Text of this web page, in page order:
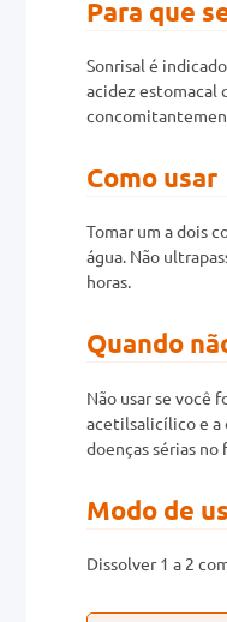
Para que
Sonrisal é
acidez estomacal
Como usar
Tomar um a dois
água. Não
horas.
Quando
Não usar se você
acetilsalicílico e a
doenças sérias no
Modo de
Dissolver 1 a 2